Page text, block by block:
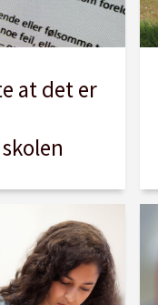
at det er